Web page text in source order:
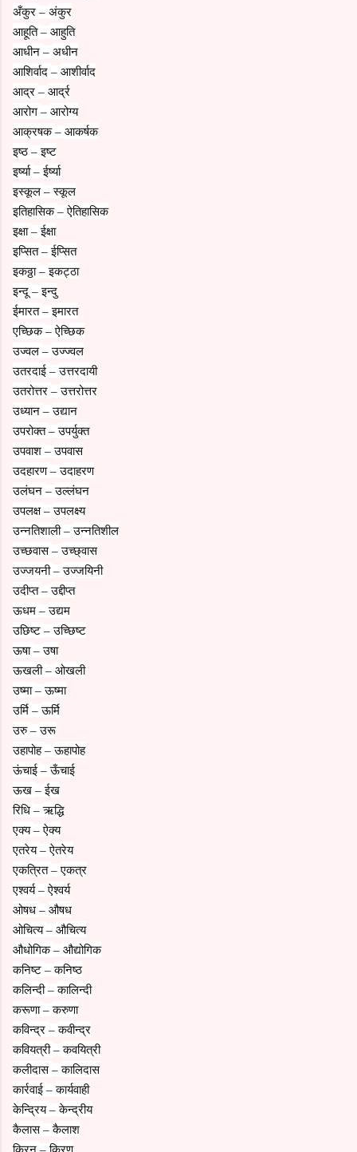
अँकुर – अंकुर
आहूति– आहुति
आधीन – अधीन
आशिर्वाद – आशीर्वाद
आद्र – आर्द्र
आरोग – आरोग्य
आक्रषक– आकर्षक
इष्ठ–इष्ट
इर्ष्या–ईर्ष्या
इस्कूल –स्कूल
इतिहासिक–ऐतिहासिक
इक्षा–ईक्षा
इप्सित–ईप्सित
इकठ्ठा–इकट्ठा
इन्दू –इन्दु
ईमारत–इमारत
एच्छिक–ऐच्छिक
उज्वल –उज्ज्वल
उतरदाई–उत्तरदायी
उतरोत्तर –उत्तरोत्तर
उध्यान –उद्यान
उपरोक्त–उपर्युक्त
उपवाश –उपवास
उदहारण–उदाहरण
उलंघन –उल्लंघन
उपलक्ष–उपलक्ष्य
उन्नतिशाली–उन्नतिशील
उच्छवास–उच्छ्वास
उज्जयनी–उज्जयिनी
उदीप्त–उद्दीप्त
ऊधम –उद्यम
उछिष्ट –उच्छिष्ट
ऊषा–उषा
ऊखली– ओखली
उष्मा–ऊष्मा
उर्मि –ऊर्मि
उरु–उरू
उहापोह–ऊहापोह
ऊंचाई–ऊँचाई
ऊख –ईख
रिधि –ऋद्धि
एक्य–ऐक्य
एतरेय–ऐतरेय
एकत्रित–एकत्र
एश्वर्य–ऐश्वर्य
ओषध – औषध
ओचित्य– औचित्य
औधोगिक– औद्योगिक
कनिष्ट –कनिष्ठ
कलिन्दी–कालिन्दी
करूणा–करुणा
कविन्द्र –कवीन्द्र
कवियत्री–कवयित्री
कलीदास–कालिदास
कार्रवाई–कार्यवाही
केन्द्रिय–केन्द्रीय
कैलास–कैलाश
किरन –किरण